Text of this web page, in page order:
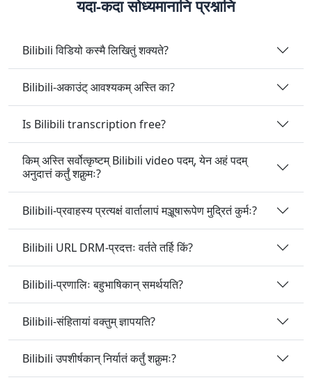
यदा-कदा सोध्यमानानि प्रश्नानि
Bilibili विडियो कस्मै लिखितुं शक्यते?
Bilibili-अकाउंट् आवश्यकम् अस्ति का?
Is Bilibili transcription free?
किम् अस्ति सर्वोत्कृष्टम् Bilibili video पदम्, येन अहं पदम्
अनुदात्तं कर्तुं शक्नुमः?
Bilibili-प्रवाहस्य प्रत्यक्षं वार्तालापं मञ्जूषारूपेण मुद्रितं कुर्मः?
Bilibili URL DRM-प्रदत्तः वर्तते तर्हि किं?
Bilibili-प्रणालिः बहुभाषिकान् समर्थयति?
Bilibili-संहितायां वक्तुम् ज्ञापयति?
Bilibili उपशीर्षकान् निर्यातं कर्तुं शक्नुमः?